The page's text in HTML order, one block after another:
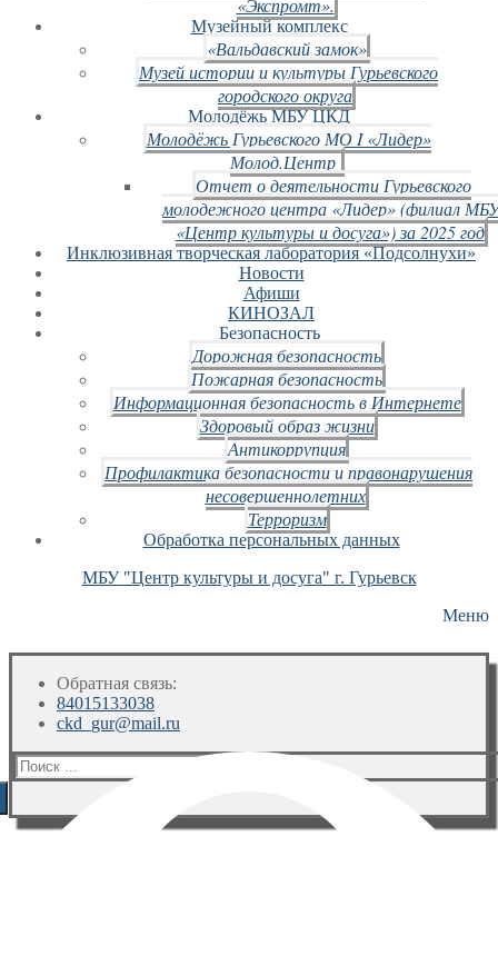
«Экспромт».
Музейный комплекс
«Вальдавский замок»
Музей истории и культуры Гурьевского
городского округа
Молодёжь МБУ ЦКД
Молодёжь Гурьевского МО I «Лидер»
Молод.Центр
Отчет о деятельности Гурьевского
молодежного центра «Лидер» (филиал
«Центр культуры и досуга») за 2025 год
Инклюзивная творческая лаборатория «Подсолнухи»
Новости
Афиши
КИНОЗАЛ
Безопасность
Дорожная безопасность
Пожарная безопасность
Информационная безопасность в Интернете
Здоровый образ жизни
Антикоррупция
Профилактика безопасности и правонарушения
несовершеннолетних
Терроризм
Обработка персональных данных
МБУ "Центр культуры и досуга" г. Гурьевск
Меню
Обратная связь:
84015133038
ckd_gur@mail.ru
Искать: